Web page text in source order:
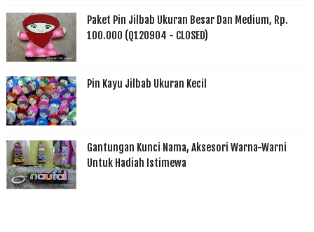
Paket Pin Jilbab Ukuran Besar Dan Medium, Rp.
100.000 (Q120904 - CLOSED)
Pin Kayu Jilbab Ukuran Kecil
Gantungan Kunci Nama, Aksesori Warna-Warni
Untuk Hadiah Istimewa